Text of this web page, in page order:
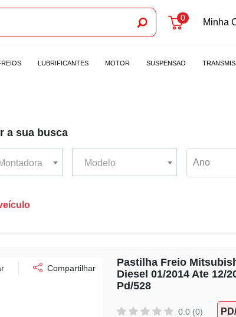
0 Minha
LUBRIFICANTES MOTOR SUSPENSAO
a sua busca
Modelo
Compartilhar
Pastilha Freio
Diesel 01/2014 Ate 12/
Pd/528
0.0 (0)